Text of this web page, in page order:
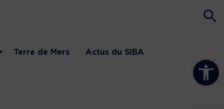
Ouvrir la
Terre de Mers Actus du SIBA